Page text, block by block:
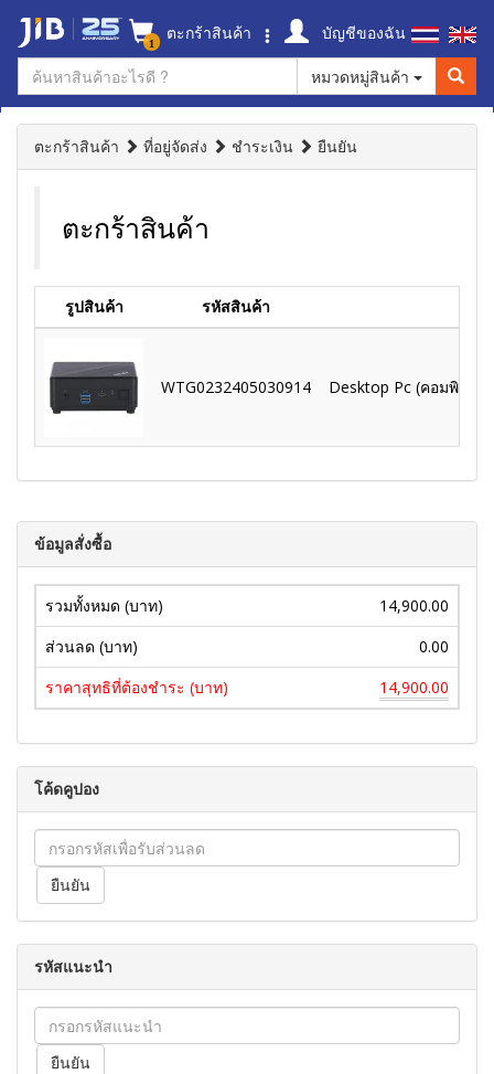
1 ตะกร้าสินค้า
บัญชีของฉัน
หมวดหมู่สินค้า
ตะกร้าสินค้า ที่อยู่จัดส่ง ชำระเงิน ยืนยัน
ตะกร้าสินค้า
รูปสินค้า รหัสสินค้า
WTG0232405030914 Desktop Pc (คอมพิวเต
ข้อมูลสั่งซื้อ
รวมทั้งหมด (บาท)
14,900.00
ส่วนลด (บาท)
0.00
ราคาสุทธิที่ต้องชำระ (บาท)
14,900.00
โค้ดคูปอง
รหัสแนะนำ